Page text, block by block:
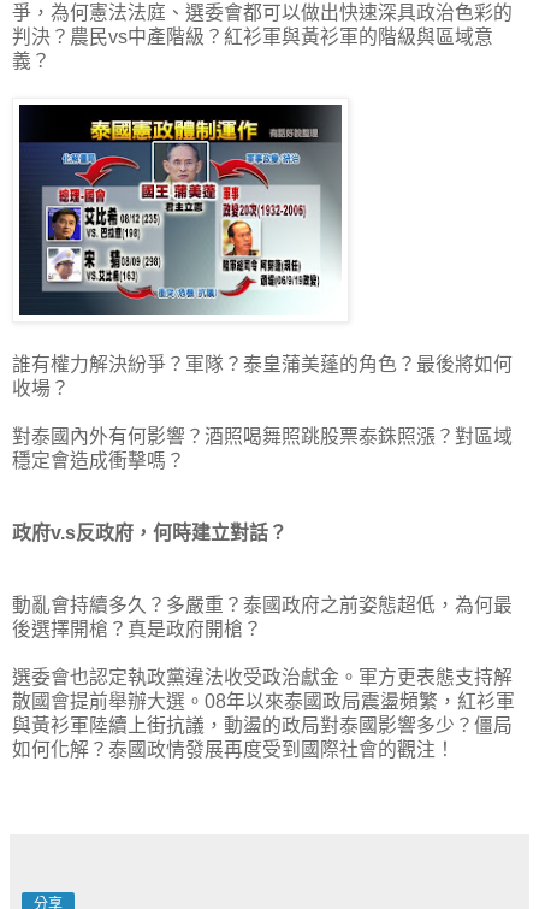
爭，為何憲法法庭、選委會都可以做出快速深具政治色彩的
判決？農民vs中產階級？紅衫軍與黃衫軍的階級與區域意
義？
誰有權力解決紛爭？軍隊？泰皇蒲美蓬的角色？最後將如何
收場？
對泰國內外有何影響？酒照喝舞照跳股票泰銖照漲？對區域
穩定會造成衝擊嗎？
政府v.s反政府，何時建立對話？
動亂會持續多久？多嚴重？泰國政府之前姿態超低，為何最
後選擇開槍？真是政府開槍？
選委會也認定執政黨違法收受政治獻金。軍方更表態支持解
散國會提前舉辦大選。08年以來泰國政局震盪頻繁，紅衫軍
與黃衫軍陸續上街抗議，動盪的政局對泰國影響多少？僵局
如何化解？泰國政情發展再度受到國際社會的觀注！
分享